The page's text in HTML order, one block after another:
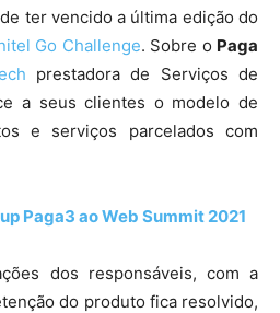
ter vencido a última edição do
Go Challenge. Sobre o Paga
prestadora de Serviços de
a seus clientes o modelo de
e serviços parcelados com
Paga3 ao Web Summit 2021
dos responsáveis, com a
do produto fica resolvido,